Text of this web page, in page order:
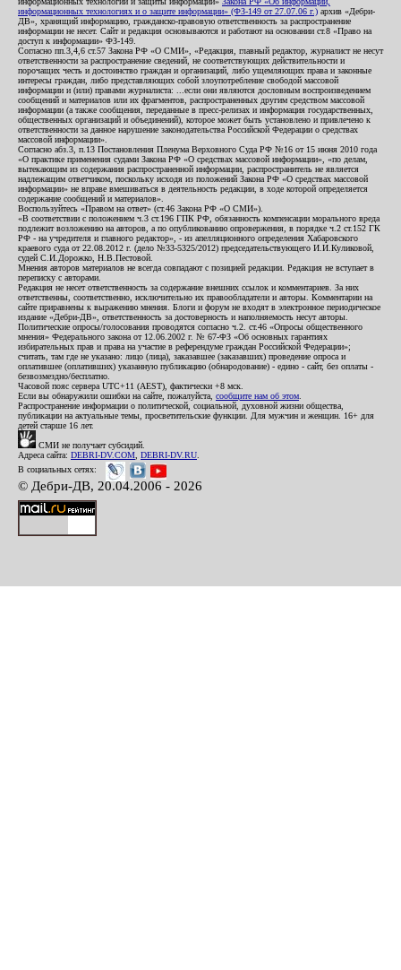
информационных технологиях и о защите информации» (ФЗ-149 от 27.07.06 г.) архив «Дебри-
ДВ», хранящий информацию, гражданско-правовую ответственность за распространение
информации не несет. Сайт и редакция основываются и работают на основании ст.8 «Право на
доступ к информации» ФЗ-149.
Согласно пп.3,4,6 ст.57 Закона РФ «О СМИ», «Редакция, главный редактор, журналист не несут
ответственности за распространение сведений, не соответствующих действительности и
порочащих честь и достоинство граждан и организаций, либо ущемляющих права и законные
интересы граждан, либо представляющих собой злоупотребление свободой массовой
информации и (или) правами журналиста: ...если они являются дословным воспроизведением
сообщений и материалов или их фрагментов, распространенных другим средством массовой
информации (а также сообщения, переданные в пресс-релизах и информация государственных,
общественных организаций и объединений), которое может быть установлено и привлечено к
ответственности за данное нарушение законодательства Российской Федерации о средствах
массовой информации».
Согласно абз.3, п.13 Постановления Пленума Верховного Суда РФ №16 от 15 июня 2010 года
«О практике применения судами Закона РФ «О средствах массовой информации», «по делам,
вытекающим из содержания распространенной информации, распространитель не является
надлежащим ответчиком, поскольку исходя из положений Закона РФ «О средствах массовой
информации» не вправе вмешиваться в деятельность редакции, в ходе которой определяется
содержание сообщений и материалов».
Воспользуйтесь «Правом на ответ» (ст.46 Закона РФ «О СМИ»).
«В соответствии с положением ч.3 ст.196 ГПК РФ, обязанность компенсации морального вреда
подлежит возложению на авторов, а по опубликованию опровержения, в порядке ч.2 ст.152 ГК
РФ - на учредителя и главного редактор», - из апелляционного определения Хабаровского
краевого суда от 22.08.2012 г. (дело №33-5325/2012) председательствующего И.И.Куликовой,
судей С.И.Дорожко, Н.В.Пестовой.
Мнения авторов материалов не всегда совпадают с позицией редакции. Редакция не вступает в
переписку с авторами.
Редакция не несет ответственность за содержание внешних ссылок и комментариев. За них
ответственны, соответственно, исключительно их правообладатели и авторы. Комментарии на
сайте приравнены к выражению мнения. Блоги и форум не входят в электронное периодическое
издание «Дебри-ДВ», ответственность за достоверность и наполняемость несут авторы.
Политические опросы/голосования проводятся согласно ч.2. ст.46 «Опросы общественного
мнения» Федерального закона от 12.06.2002 г. № 67-ФЗ «Об основных гарантиях
избирательных прав и права на участие в референдуме граждан Российской Федерации»;
считать, там где не указано: лицо (лица), заказавшее (заказавших) проведение опроса и
оплатившее (оплативших) указанную публикацию (обнародование) - едино - сайт, без оплаты -
безвозмездно/бесплатно.
Часовой пояс сервера UTC+11 (AEST), фактически +8 мск.
Если вы обнаружили ошибки на сайте, пожалуйста, сообщите нам об этом
Распространение информации о политической, социальной, духовной жизни общества,
публикации на актуальные темы, просветительские функции. Для мужчин и женщин. 16+ для
детей старше 16 лет.
СМИ не получает субсидий.
Адреса сайта: DEBRI-DV.COM DEBRI-DV.RU
В социальных сетях:
© Дебри-ДВ, 20.04.2006 - 2026